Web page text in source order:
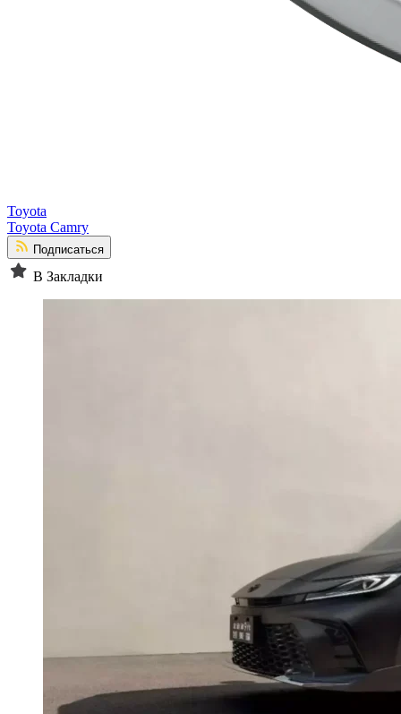
Toyota
Toyota Camry
Подписаться
В Закладки